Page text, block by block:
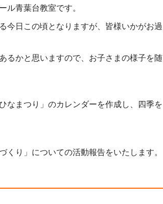
青葉台教室です。
今日この頃となりますが、皆様いかがお過
るかと思いますので、お子さまの様子を随
なまつり」のカレンダーを作成し、四季を
り」についての活動報告をいたします。